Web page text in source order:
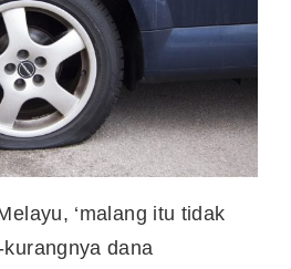
‘malang itu tidak
kurangnya dana